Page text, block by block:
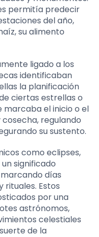
permitía predecir
del año,
su alimento
ligado a los
identificaban
la planificación
ciertas estrellas o
el inicio o el
regulando
su sustento.
como eclipses,
significado
días
Estos
por una
astrónomos,
celestiales
de la